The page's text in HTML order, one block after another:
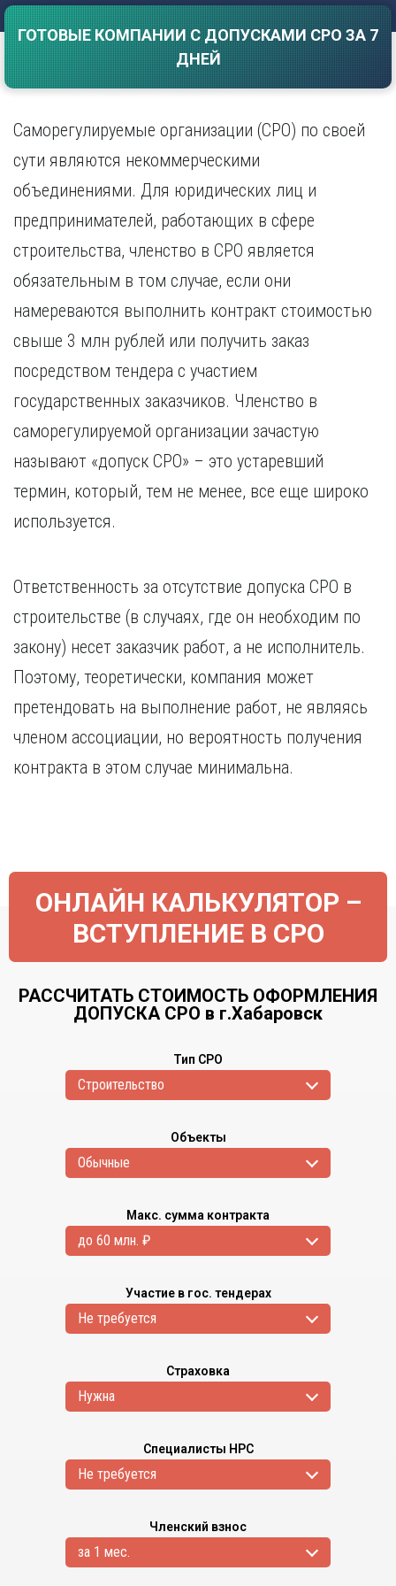
Волгоград
Воронеж
Е
И
Иваново
Иркутск
К
Казань
Калининград
Кемерово
Киров
Красноярск
Курган
Курск
Л
Липецк
М
Мурманск
Н
Набережные Челны
Нижний Новгород
Нижний Тагил
Новокузнецк
Саратов
Севастополь
Ставрополь
Т
Тверь
Тольятти
Томск
Тюмень
У
Улан-Удэ
Ульяновск
Хабаровск
Чебоксары
Я
Ярославль
ГОТОВЫЕ КОМПАНИИ С ДОПУСКАМИ СРО ЗА 7
ДНЕЙ
Саморегулируемые организации (СРО) по своей
сути являются некоммерческими
объединениями. Для юридических лиц и
предпринимателей, работающих в сфере
строительства, членство в СРО является
обязательным в том случае, если они
намереваются выполнить контракт стоимостью
свыше 3 млн рублей или получить заказ
посредством тендера с участием
государственных заказчиков. Членство в
саморегулируемой организации зачастую
называют «допуск СРО» – это устаревший
термин, который, тем не менее, все еще широко
используется.
Ответственность за отсутствие допуска СРО в
строительстве (в случаях, где он необходим по
закону) несет заказчик работ, а не исполнитель.
Поэтому, теоретически, компания может
претендовать на выполнение работ, не являясь
членом ассоциации, но вероятность получения
контракта в этом случае минимальна.
ОНЛАЙН КАЛЬКУЛЯТОР –
ВСТУПЛЕНИЕ В СРО
РАССЧИТАТЬ СТОИМОСТЬ ОФОРМЛЕНИЯ
ДОПУСКА СРО в г.Хабаровск
Тип СРО
Cтроительство
Объекты
Обычные
Макс. сумма контракта
до 60 млн. ₽
Участие в гос. тендерах
Не требуется
Страховка
Нужна
Специалисты НРС
Не требуется
Членский взнос
за 1 мес.